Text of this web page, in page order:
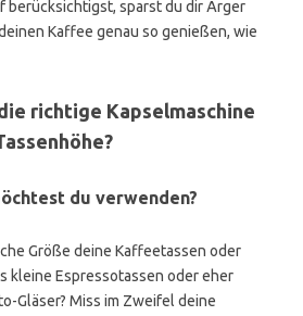
berücksichtigst, sparst du dir Ärger
Kaffee genau so genießen, wie
richtige Kapselmaschine
du verwenden?
Größe deine Kaffeetassen oder
kleine Espressotassen oder eher
Gläser? Miss im Zweifel deine